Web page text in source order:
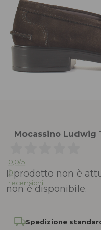
Mocassino Ludwig
0,0/5
0
recensioni
Il prodotto non è
non è disponibile.
Spedizione